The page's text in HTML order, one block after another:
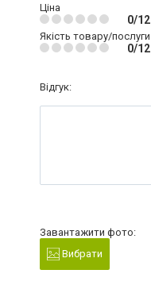
Ціна
0/12
Якість товару/послуги
0/12
Відгук:
Завантажити фото:
Вибрати